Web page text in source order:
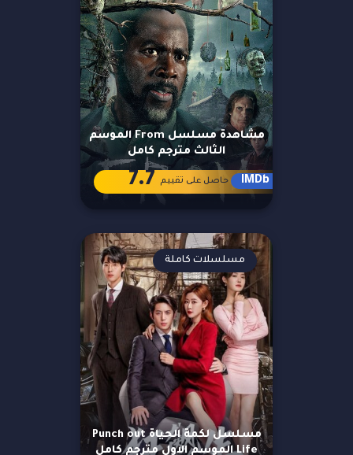
مشاهدة مسلسل From الموسم
الثالث مترجم كامل
IMDb حاصل على تقييم 7.7
مسلسل لكمة الحياة Punch out
Life الموسم الاول مترجم كامل
مسلسلات كاملة